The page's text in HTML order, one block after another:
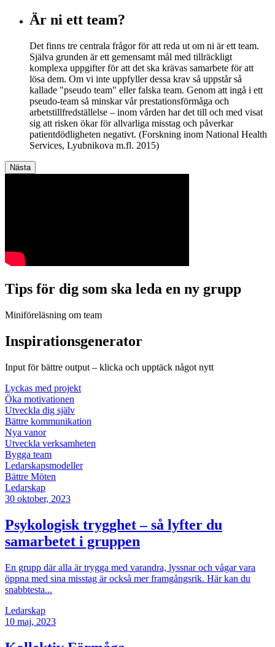
Är ni ett team?
Det finns tre centrala frågor för att reda ut om ni är ett team.
Själva grunden är ett gemensamt mål med tillräckligt
komplexa uppgifter för att det ska krävas samarbete för att
lösa dem. Om vi inte uppfyller dessa krav så uppstår så
kallade "pseudo team" eller falska team. Genom att ingå i ett
pseudo-team så minskar vår prestationsförmåga och
arbetstillfredställelse – inom vården har det till och med visat
sig att risken ökar för allvarliga misstag och påverkar
patientdödligheten negativt. (Forskning inom National Health
Services, Lyubnikova m.fl. 2015)
Tips för dig som ska leda en ny grupp
Miniföreläsning om team
Inspirationsgenerator
Input för bättre output – klicka och upptäck något nytt
Lyckas med projekt
Öka motivationen
Utveckla dig själv
Bättre kommunikation
Nya vanor
Utveckla verksamheten
Bygga team
Ledarskapsmodeller
Bättre Möten
Ledarskap
30 oktober, 2023
Psykologisk trygghet – så lyfter du
samarbetet i gruppen
En grupp där alla är trygga med varandra, lyssnar och vågar vara
öppna med sina misstag är också mer framgångsrik. Här kan du
snabbtesta...
Ledarskap
10 maj, 2023